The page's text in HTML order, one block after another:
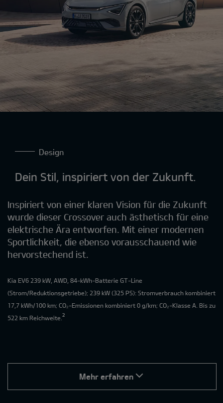
Design
Dein Stil, inspiriert von der Zukunft.
Inspiriert von einer klaren Vision für die Zukunft
wurde dieser Crossover auch ästhetisch für eine
elektrische Ära entworfen. Mit einer modernen
Sportlichkeit, die ebenso vorausschauend wie
hervorstechend ist.
Kia EV6 239 kW, AWD, 84-kWh-Batterie GT-Line
(Strom/Reduktionsgetriebe); 239 kW (325 PS): Stromverbrauch kombiniert
17,7 kWh/100 km; CO₂-Emissionen kombiniert 0 g/km; CO₂-Klasse A. Bis zu
522 km Reichweite. ²
Mehr erfahren